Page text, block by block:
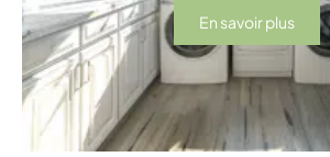
En savoir plus